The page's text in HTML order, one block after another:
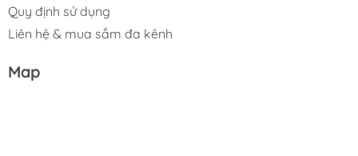
Quy định sử dụng
Liên hệ & mua sắm đa kênh
Map